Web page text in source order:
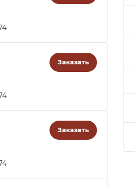
Заказать
Заказать